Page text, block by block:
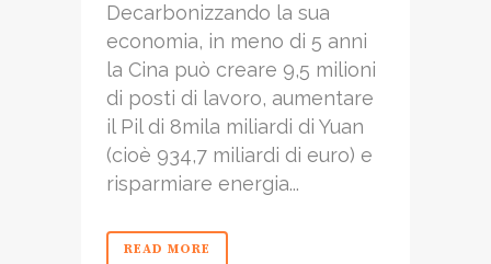
Decarbonizzando la sua
economia, in meno di 5 anni
la Cina può creare 9,5 milioni
di posti di lavoro, aumentare
il Pil di 8mila miliardi di Yuan
(cioè 934,7 miliardi di euro) e
risparmiare energia...
READ MORE